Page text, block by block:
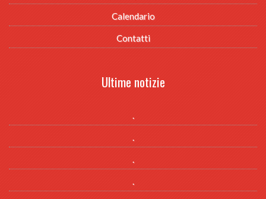
Calendario
Contatti
Ultime notizie
.
.
.
.